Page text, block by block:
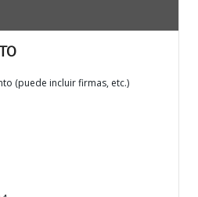
(puede incluir firmas, etc.)